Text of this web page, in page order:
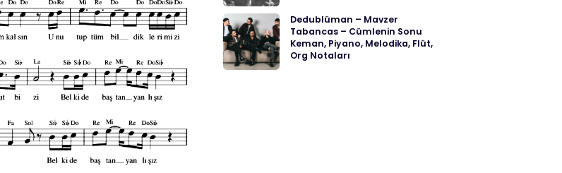
Dedublüman – Mavzer
Tabancas – Cümlenin Sonu
Keman, Piyano, Melodika, Flüt,
Org Notaları